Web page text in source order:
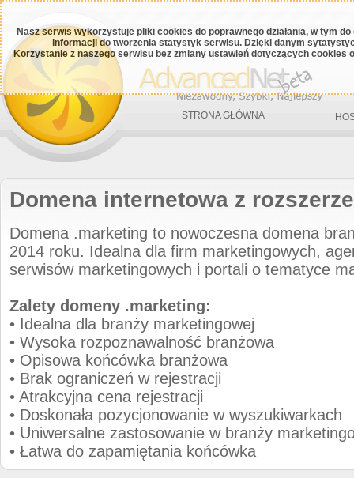
Nasz serwis wykorzystuje pliki cookies do poprawnego działania, w tym
informacji do tworzenia statystyk serwisu. Dzięki danym
Korzystanie z naszego serwisu bez zmiany ustawień dotyczących cookies
STRONA GŁÓWNA
Domena internetowa z
Domena .marketing to nowoczesna domena
2014 roku. Idealna dla firm marketingowych,
serwisów marketingowych i portali o tematyce
Zalety domeny .marketing:
• Idealna dla branży marketingowej
• Wysoka rozpoznawalność branżowa
• Opisowa końcówka branżowa
• Brak ograniczeń w rejestracji
• Atrakcyjna cena rejestracji
• Doskonała pozycjonowanie w wyszukiwarkach
• Uniwersalne zastosowanie w branży
• Łatwa do zapamiętania końcówka